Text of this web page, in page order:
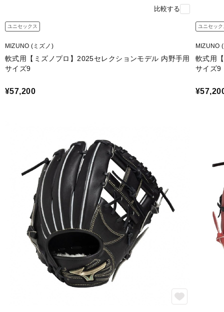
比較する
ユニセックス
MIZUNO (ミズノ)
軟式用【ミズノプロ】2025セレクションモデル 内野手用
サイズ9
¥57,200
ユニセック
MIZUNO
軟式用
サイズ9